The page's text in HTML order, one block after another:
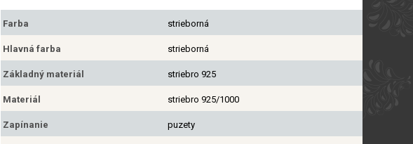
Farba strieborná
Hlavná farba strieborná
Základný materiál striebro 925
Materiál striebro 925/1000
Zapínanie puzety